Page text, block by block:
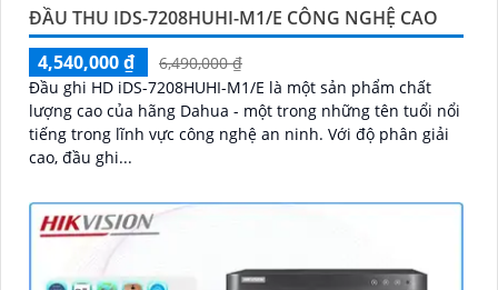
ĐẦU THU IDS-7208HUHI-M1/E CÔNG NGHỆ CAO
4,540,000 ₫
6,490,000 ₫
Đầu ghi HD iDS-7208HUHI-M1/E là một sản phẩm chất
lượng cao của hãng Dahua - một trong những tên tuổi nổi
tiếng trong lĩnh vực công nghệ an ninh. Với độ phân giải
cao, đầu ghi...